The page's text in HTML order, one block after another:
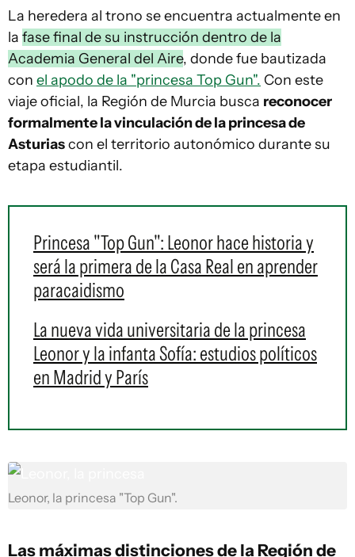
La heredera al trono se encuentra actualmente en
la fase final de su instrucción dentro de la
Academia General del Aire, donde fue bautizada
con el apodo de la "princesa Top Gun". Con este
viaje oficial, la Región de Murcia busca reconocer
formalmente la vinculación de la princesa de
Asturiascon el territorio autonómico durante su
etapa estudiantil.
Princesa "Top Gun": Leonor hace historia y
será la primera de la Casa Real en aprender
paracaidismo
La nueva vida universitaria de la princesa
Leonor y la infanta Sofía: estudios políticos
en Madrid y París
Leonor, la princesa "Top Gun".
Las máximas distinciones de la Región de